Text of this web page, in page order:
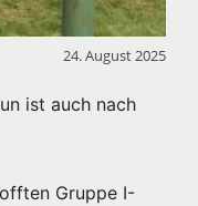
24. August 2025
ist auch nach
Gruppe I-